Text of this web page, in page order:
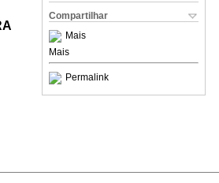
Compartilhar
Mais
Mais
Permalink